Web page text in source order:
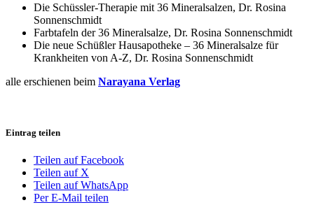
Die Schüssler-Therapie mit 36 Mineralsalzen, Dr. Rosina
Sonnenschmidt
Farbtafeln der 36 Mineralsalze, Dr. Rosina Sonnenschmidt
Die neue Schüßler Hausapotheke – 36 Mineralsalze für
Krankheiten von A-Z, Dr. Rosina Sonnenschmidt
alle erschienen beim Narayana Verlag
Eintrag teilen
Teilen auf Facebook
Teilen auf X
Teilen auf WhatsApp
Per E-Mail teilen